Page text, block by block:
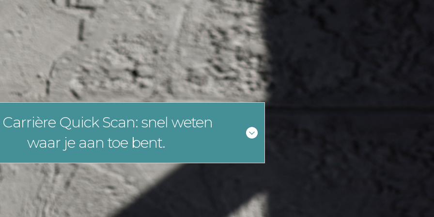
Quick Scan: snel weten
waar je aan toe bent.